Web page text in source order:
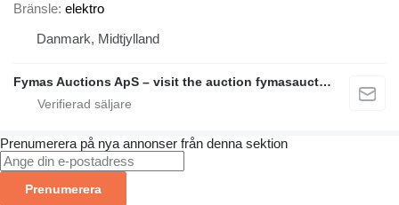
Bränsle elektro
Danmark, Midtjylland
Fymas Auctions ApS – visit the auction fymasauctions.dk
Prenumerera på nya annonser från denna sektion
Prenumerera